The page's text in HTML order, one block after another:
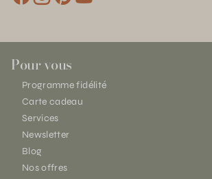
Pour vous
Programme fidélité
Carte cadeau
Services
Newsletter
Blog
Nos offres